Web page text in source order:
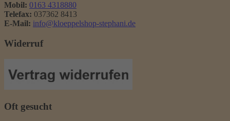
Mobil: 0163 4318880
Telefax: 037362 8413
E-Mail: info@kloeppelshop-stephani.de
Widerruf
Oft gesucht